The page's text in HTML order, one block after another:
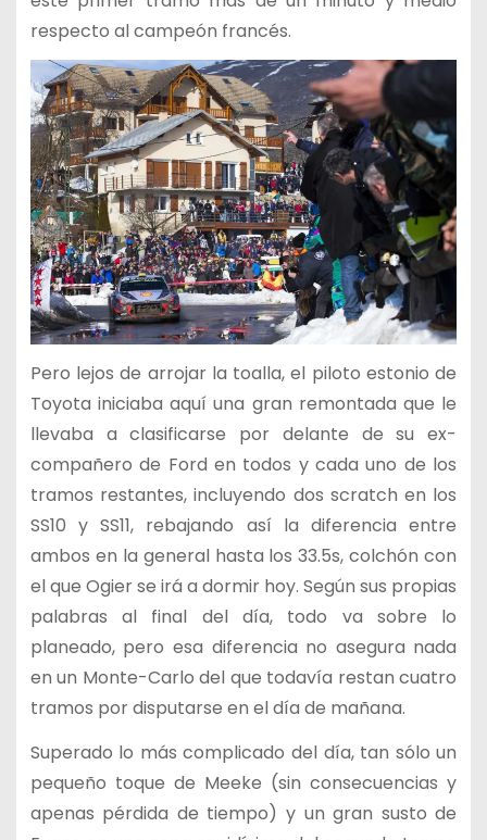
respecto al campeón francés.
Pero lejos de arrojar la toalla, el piloto estonio de
Toyota iniciaba aquí una gran remontada que le
llevaba a clasificarse por delante de su ex-
compañero de Ford en todos y cada uno de los
tramos restantes, incluyendo dos scratch en los
SS10 y SS11, rebajando así la diferencia entre
ambos en la general hasta los 33.5s, colchón con
el que Ogier se irá a dormir hoy. Según sus propias
palabras al final del día, todo va sobre lo
planeado, pero esa diferencia no asegura nada
en un Monte-Carlo del que todavía restan cuatro
tramos por disputarse en el día de mañana.
Superado lo más complicado del día, tan sólo un
pequeño toque de Meeke (sin consecuencias y
apenas pérdida de tiempo) y un gran susto de